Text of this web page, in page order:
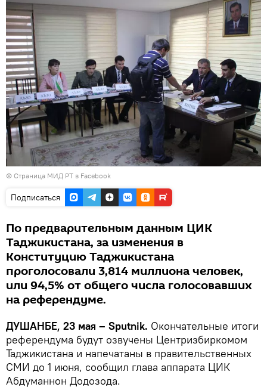
© Страница МИД РТ в Facebook
Подписаться
По предварительным данным ЦИК
Таджикистана, за изменения в
Конституцию Таджикистана
проголосовали 3,814 миллиона человек,
или 94,5% от общего числа голосовавших
на референдуме.
ДУШАНБЕ, 23 мая – Sputnik. Окончательные итоги
референдума будут озвучены Центризбиркомом
Таджикистана и напечатаны в правительственных
СМИ до 1 июня, сообщил глава аппарата ЦИК
Абдуманнон Додозода.